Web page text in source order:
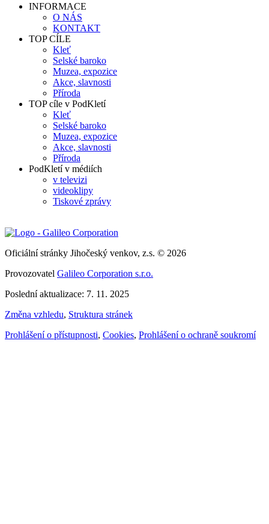
INFORMACE
O NÁS
KONTAKT
TOP CÍLE
Kleť
Selské baroko
Muzea, expozice
Akce, slavnosti
Příroda
TOP cíle v PodKletí
Kleť
Selské baroko
Muzea, expozice
Akce, slavnosti
Příroda
PodKletí v médiích
v televizi
videoklipy
Tiskové zprávy
Oficiální stránky Jihočeský venkov, z.s. © 2026
Provozovatel Galileo Corporation s.r.o.
Poslední aktualizace: 7. 11. 2025
Změna vzhledu, Struktura stránek
Prohlášení o přístupnosti, Cookies, Prohlášení o ochraně soukromí